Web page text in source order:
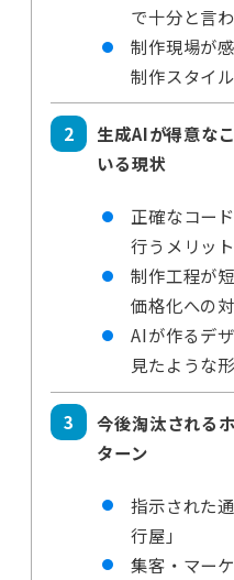
で十分と言
制作現場が
制作スタイル
生成AIが得意な
いる現状
正確なコー
行うメリット
制作工程が
価格化への
AIが作るデ
見たような形
今後淘汰される
ターン
指示された
行屋」
集客・マー